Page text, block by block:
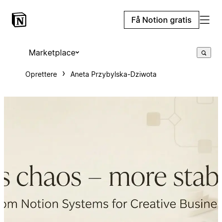
Få Notion gratis
Marketplace
Oprettere Aneta Przybylska-Dziwota